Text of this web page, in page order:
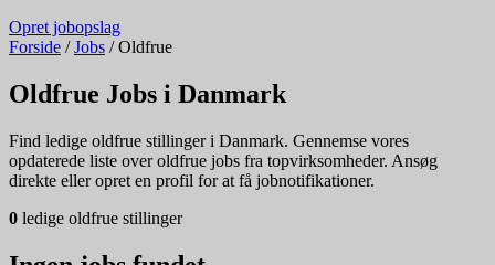
Opret jobopslag
Forside / Jobs / Oldfrue
Oldfrue Jobs i Danmark
Find ledige oldfrue stillinger i Danmark. Gennemse vores
opdaterede liste over oldfrue jobs fra topvirksomheder. Ansøg
direkte eller opret en profil for at få jobnotifikationer.
0 ledige oldfrue stillinger